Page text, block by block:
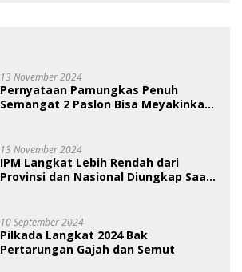
13 November 2024
Pernyataan Pamungkas Penuh
Semangat 2 Paslon Bisa Meyakinkan
13 November 2024
IPM Langkat Lebih Rendah dari
Provinsi dan Nasional Diungkap Saat
10 September 2024
Pilkada Langkat 2024 Bak
Pertarungan Gajah dan Semut